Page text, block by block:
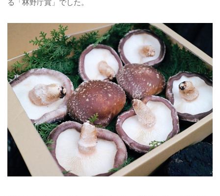
る「林野庁賞」でした。